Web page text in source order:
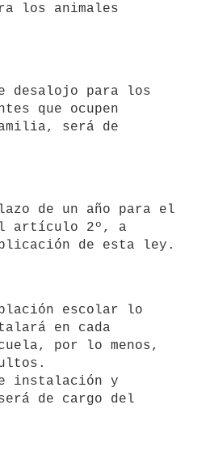
los animales
que ocupen
será de
artículo 2º, a
de esta ley.
en cada
por lo menos,
de cargo del